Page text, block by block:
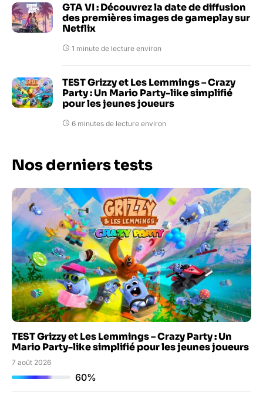
GTA VI : Découvrez la date de diffusion
des premières images de gameplay sur
Netflix
1 minute de lecture environ
TEST Grizzy et Les Lemmings – Crazy
Party : Un Mario Party-like simplifié
pour les jeunes joueurs
6 minutes de lecture environ
Nos derniers tests
TEST Grizzy et Les Lemmings – Crazy Party : Un
Mario Party-like simplifié pour les jeunes joueurs
7 août 2026
60%